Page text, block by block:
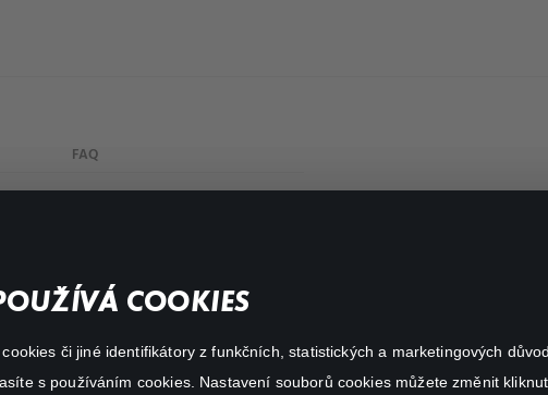
COOKIES
či jiné identifikátory z funkčních, statistických a marketingových
s používáním cookies. Nastavení souborů cookies můžete změnit
FAQ